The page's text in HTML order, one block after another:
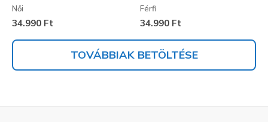
Női
34.990 Ft
Férfi
34.990 Ft
TOVÁBBIAK BETÖLTÉSE